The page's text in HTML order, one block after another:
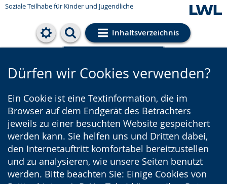
Soziale Teilhabe für Kinder und Jugendliche
Inhaltsverzeichnis
Cookie-Einstellungen
Dürfen wir Cookies verwenden?
Ein Cookie ist eine Textinformation, die im
Browser auf dem Endgerät des Betrachters
jeweils zu einer besuchten Website gespeichert
werden kann. Sie helfen uns und Dritten dabei,
den Internetauftritt komfortabel bereitzustellen
und zu analysieren, wie unsere Seiten benutzt
werden. Bitte beachten Sie: Einige Cookies von